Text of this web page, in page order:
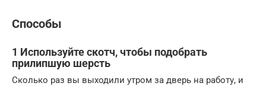
Способы
1 Используйте скотч, чтобы подобрать
прилипшую шерсть
Сколько раз вы выходили утром за дверь на работу, и